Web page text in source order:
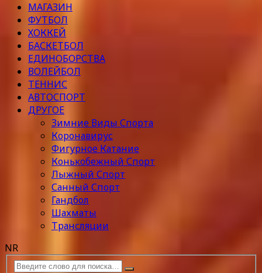
МАГАЗИН
ФУТБОЛ
ХОККЕЙ
БАСКЕТБОЛ
ЕДИНОБОРСТВА
ВОЛЕЙБОЛ
ТЕННИС
АВТОСПОРТ
ДРУГОЕ
Зимние Виды Спорта
Коронавирус
Фигурное Катание
Конькобежный Спорт
Лыжный Спорт
Санный Спорт
Гандбол
Шахматы
Трансляции
NR